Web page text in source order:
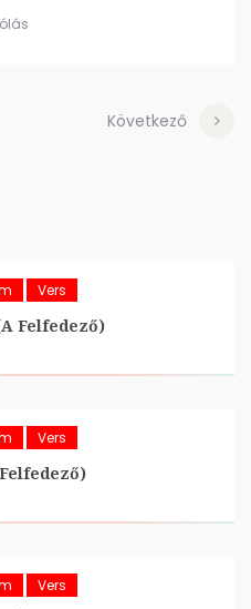
Következő
Vers
Felfedező)
Vers
Vers